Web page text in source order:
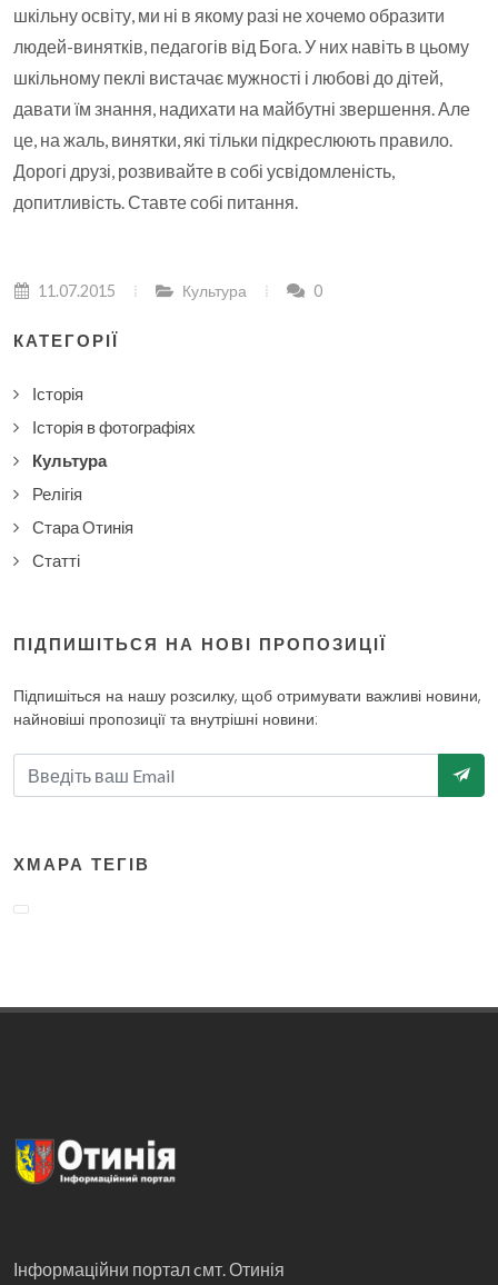
шкільну освіту, ми ні в якому разі не хочемо образити
людей-винятків, педагогів від Бога. У них навіть в цьому
шкільному пеклі вистачає мужності і любові до дітей,
давати їм знання, надихати на майбутні звершення. Але
це, на жаль, винятки, які тільки підкреслюють правило.
Дорогі друзі, розвивайте в собі усвідомленість,
допитливість. Ставте собі питання.
11.07.2015 Культура 0
КАТЕГОРІЇ
Історія
Історія в фотографіях
Культура
Релігія
Стара Отинія
Статті
ПІДПИШІТЬСЯ НА НОВІ ПРОПОЗИЦІЇ
Підпишіться на нашу розсилку, щоб отримувати важливі новини,
найновіші пропозиції та внутрішні новини:
ХМАРА ТЕГІВ
Інформаційни портал cмт. Отинія